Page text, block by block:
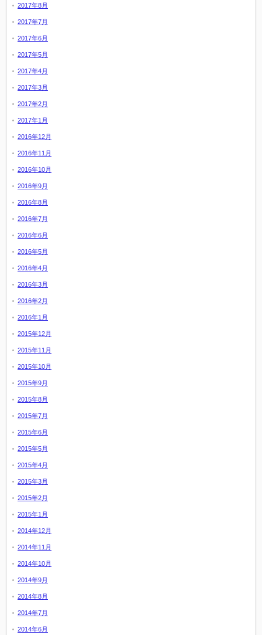
2017年8月
2017年7月
2017年6月
2017年5月
2017年4月
2017年3月
2017年2月
2017年1月
2016年12月
2016年11月
2016年10月
2016年9月
2016年8月
2016年7月
2016年6月
2016年5月
2016年4月
2016年3月
2016年2月
2016年1月
2015年12月
2015年11月
2015年10月
2015年9月
2015年8月
2015年7月
2015年6月
2015年5月
2015年4月
2015年3月
2015年2月
2015年1月
2014年12月
2014年11月
2014年10月
2014年9月
2014年8月
2014年7月
2014年6月